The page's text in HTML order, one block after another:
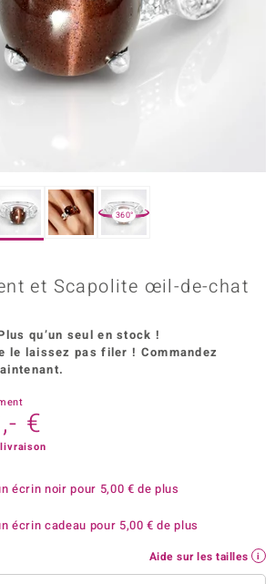
360°
et Scapolite œil-de-chat
qu’un seul en stock !
le laissez pas filer ! Commandez
€
écrin noir pour 5,00 € de plus
écrin cadeau pour 5,00 € de plus
Aide sur les tailles